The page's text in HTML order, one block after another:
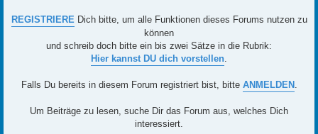
REGISTRIEREDich bitte, um alle Funktionen dieses Forums nutzen zu
können
und schreib doch bitte ein bis zwei Sätze in die Rubrik:
Hier kannst DU dich vorstellen.
Falls Du bereits in diesem Forum registriert bist, bitte ANMELDEN .
Um Beiträge zu lesen, suche Dir das Forum aus, welches Dich
interessiert.